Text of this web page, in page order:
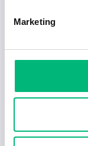
Marketing
2025-02-20